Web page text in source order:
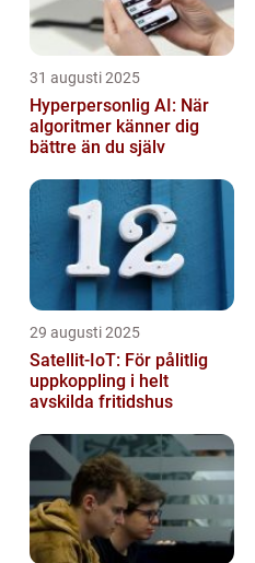
31 augusti 2025
Hyperpersonlig AI: När
algoritmer känner dig
bättre än du själv
29 augusti 2025
Satellit‑IoT: För pålitlig
uppkoppling i helt
avskilda fritidshus